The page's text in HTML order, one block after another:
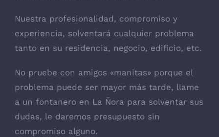
Nuestra profesionalidad, compromiso y
experiencia, solventará cualquier problema
tanto en su residencia, negocio, edificio, etc.
No pruebe con amigos «manitas» porque el
problema puede ser mayor más tarde, llame
a un fontanero en La Ñora para solventar sus
dudas, le daremos presupuesto sin
compromiso alguno.